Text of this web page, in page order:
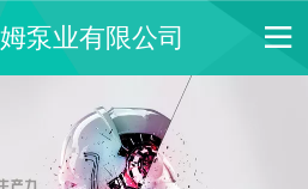
泵业有限公司